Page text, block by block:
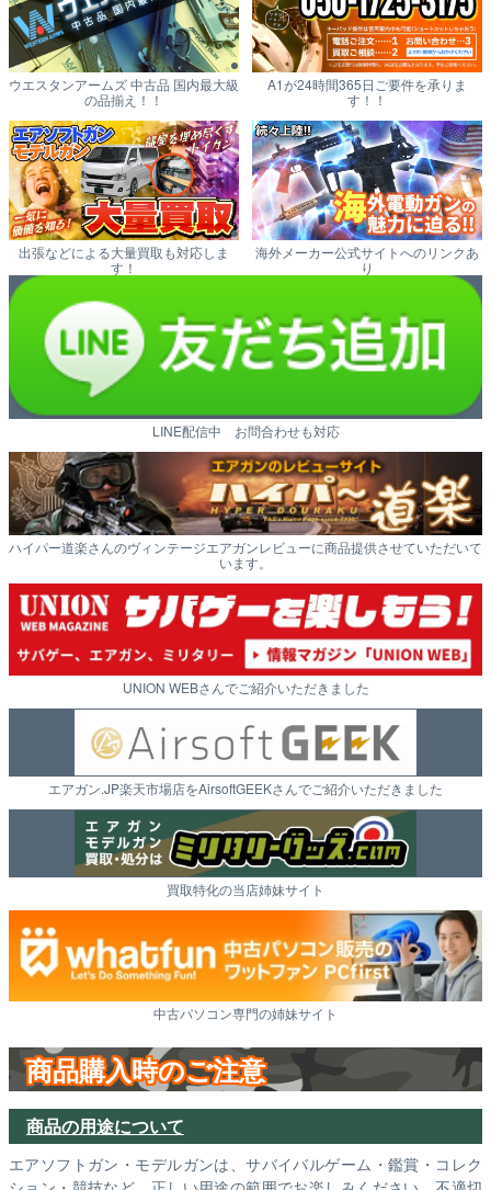
ウエスタンアームズ 中古品 国内最大級
の品揃え！！
A1が24時間365日ご要件を承りま
す！！
出張などによる大量買取も対応しま
す！
海外メーカー公式サイトへのリンクあ
り
LINE配信中 お問合わせも対応
ハイパー道楽さんのヴィンテージエアガンレビューに商品提供させていただいて
います。
UNION WEBさんでご紹介いただきました
エアガン.JP楽天市場店をAirsoftGEEKさんでご紹介いただきました
買取特化の当店姉妹サイト
中古パソコン専門の姉妹サイト
商品購入時のご注意
商品の用途について
エアソフトガン・モデルガンは、サバイバルゲーム・鑑賞・コレク